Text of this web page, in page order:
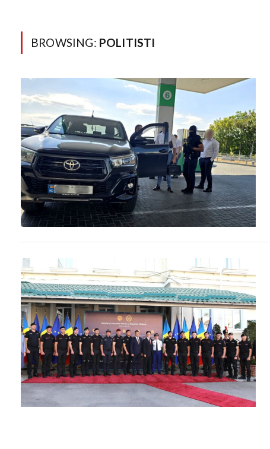
BROWSING: POLITISTI